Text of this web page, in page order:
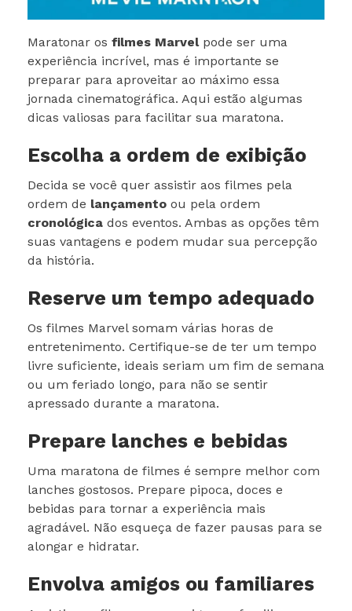
Maratonar os filmes Marvelpode ser uma
experiência incrível, mas é importante se
preparar para aproveitar ao máximo essa
jornada cinematográfica. Aqui estão algumas
dicas valiosas para facilitar sua maratona.
Escolha a ordem de exibição
Decida se você quer assistir aos filmes pela
ordem de lançamento ou pela ordem
cronológica dos eventos. Ambas as opções têm
suas vantagens e podem mudar sua percepção
da história.
Reserve um tempo adequado
Os filmes Marvel somam várias horas de
entretenimento. Certifique-se de ter um tempo
livre suficiente, ideais seriam um fim de semana
ou um feriado longo, para não se sentir
apressado durante a maratona.
Prepare lanches e bebidas
Uma maratona de filmes é sempre melhor com
lanches gostosos. Prepare pipoca, doces e
bebidas para tornar a experiência mais
agradável. Não esqueça de fazer pausas para se
alongar e hidratar.
Envolva amigos ou familiares